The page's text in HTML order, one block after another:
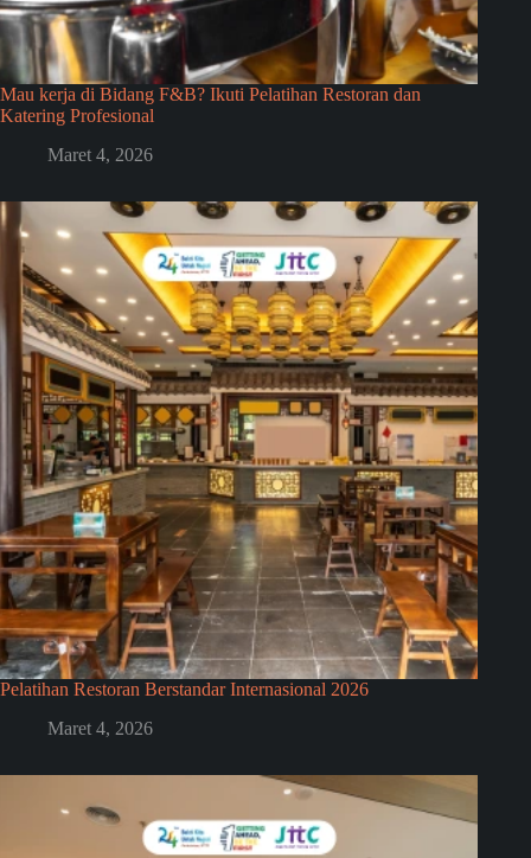
Mau kerja di Bidang F&B? Ikuti Pelatihan Restoran dan
Katering Profesional
Maret 4, 2026
Pelatihan Restoran Berstandar Internasional 2026
Maret 4, 2026